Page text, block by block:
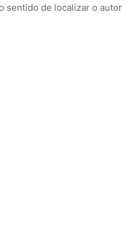
sentido de localizar o autor